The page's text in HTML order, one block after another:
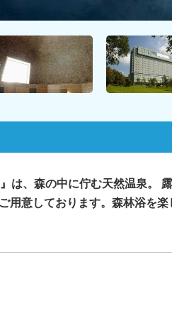
は、森の中に佇む天然温泉。
用意しております。森林浴を